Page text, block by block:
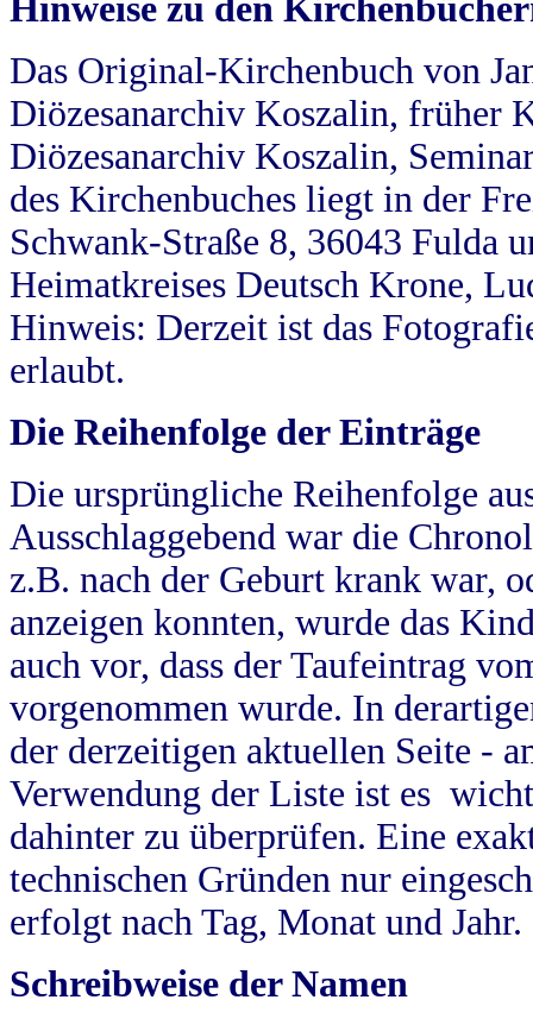
Hinweise zu den
Das Original-Kirchenbuch von
Diözesanarchiv Koszalin, früher
Diözesanarchiv Koszalin,
des Kirchenbuches liegt in der
Schwank-Straße 8, 36043 Fulda
Heimatkreises Deutsch Krone,
Hinweis: Derzeit ist das
erlaubt.
Die Reihenfolge der Einträge
Die ursprüngliche Reihenfolge
Ausschlaggebend war die
z.B. nach der Geburt krank war,
anzeigen konnten, wurde das
auch vor, dass der Taufeintrag
vorgenommen wurde. In
der derzeitigen aktuellen Seite -
Verwendung der Liste ist es
dahinter zu überprüfen. Eine
technischen Gründen nur
erfolgt nach Tag, Monat und Jahr.
Schreibweise der Namen